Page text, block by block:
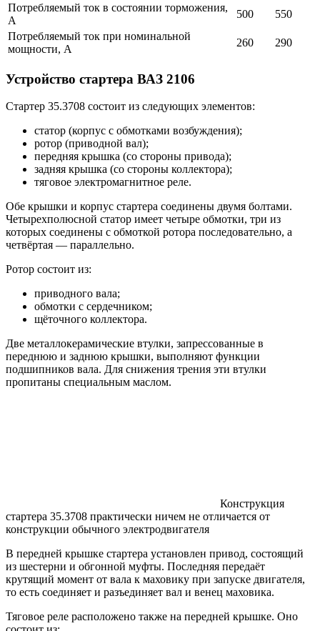
Потребляемый ток в состоянии торможения,
А
500
550
Потребляемый ток при номинальной
мощности, А
260 290
Устройство стартера ВАЗ 2106
Стартер 35.3708 состоит из следующих элементов:
статор (корпус с обмотками возбуждения);
ротор (приводной вал);
передняя крышка (со стороны привода);
задняя крышка (со стороны коллектора);
тяговое электромагнитное реле.
Обе крышки и корпус стартера соединены двумя болтами.
Четырехполюсной статор имеет четыре обмотки, три из
которых соединены с обмоткой ротора последовательно, а
четвёртая — параллельно.
Ротор состоит из:
приводного вала;
обмотки с сердечником;
щёточного коллектора.
Две металлокерамические втулки, запрессованные в
переднюю и заднюю крышки, выполняют функции
подшипников вала. Для снижения трения эти втулки
пропитаны специальным маслом.
Конструкция
стартера 35.3708 практически ничем не отличается от
конструкции обычного электродвигателя
В передней крышке стартера установлен привод, состоящий
из шестерни и обгонной муфты. Последняя передаёт
крутящий момент от вала к маховику при запуске двигателя,
то есть соединяет и разъединяет вал и венец маховика.
Тяговое реле расположено также на передней крышке. Оно